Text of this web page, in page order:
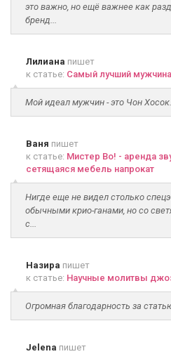
это важно, но ещё важнее как
бренд...
Лилиана пишет
к статье: Самый лучший
Мой идеал мужчин - это Чон Хосок.
Ваня пишет
к статье: Мистер Во! - аренда
сетящаяся мебель напрокат
Нигде еще не видел столько
обычными крио-ганами, но со
с...
Назира пишет
к статье: Научные молитвы
Огромная благодарность за
Jelena пишет